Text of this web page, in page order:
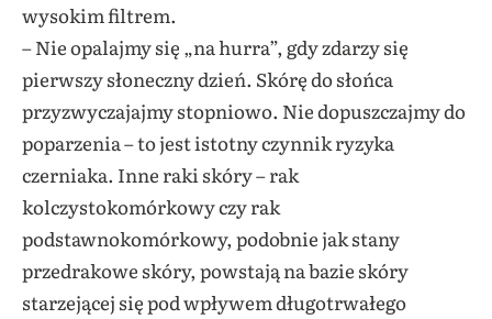
wysokim filtrem.
– Nie opalajmy się „na hurra”, gdy zdarzy się
pierwszy słoneczny dzień. Skórę do słońca
przyzwyczajajmy stopniowo. Nie dopuszczajmy do
poparzenia – to jest istotny czynnik ryzyka
czerniaka. Inne raki skóry – rak
kolczystokomórkowy czy rak
podstawnokomórkowy, podobnie jak stany
przedrakowe skóry, powstają na bazie skóry
starzejącej się pod wpływem długotrwałego